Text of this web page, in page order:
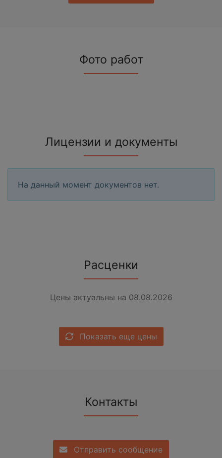
Фото работ
Лицензии и документы
На данный момент документов нет.
Расценки
Цены актуальны на 08.08.2026
Показать еще цены
Контакты
Отправить сообщение